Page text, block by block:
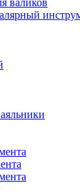
валиков